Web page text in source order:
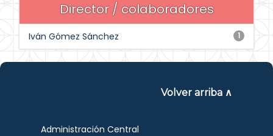
Director / colaboradores
1
Iván Gómez Sánchez
Volver arriba ∧
Administración Central